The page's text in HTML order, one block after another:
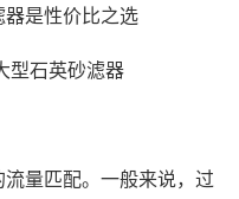
是性价比之选
型石英砂滤器
量匹配。一般来说，过